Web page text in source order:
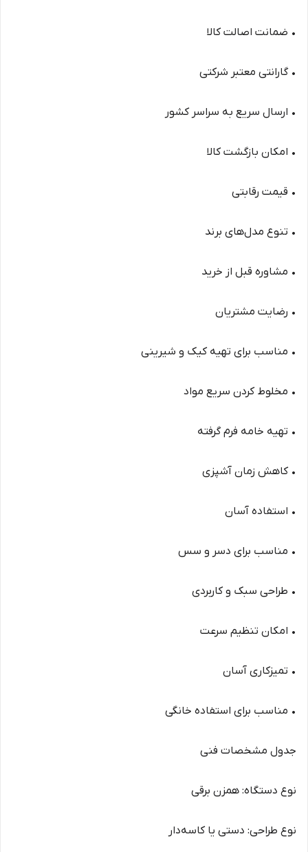
• ضمانت اصالت کالا
• گارانتی معتبر شرکتی
• ارسال سریع به سراسر کشور
• امکان بازگشت کالا
• قیمت رقابتی
• تنوع مدل‌های برند
• مشاوره قبل از خرید
• رضایت مشتریان
• مناسب برای تهیه کیک و شیرینی
• مخلوط کردن سریع مواد
• تهیه خامه فرم گرفته
• کاهش زمان آشپزی
• استفاده آسان
• مناسب برای دسر و سس
• طراحی سبک و کاربردی
• امکان تنظیم سرعت
• تمیزکاری آسان
• مناسب برای استفاده خانگی
جدول مشخصات فنی
نوع دستگاه: همزن برقی
نوع طراحی: دستی یا کاسه‌دار